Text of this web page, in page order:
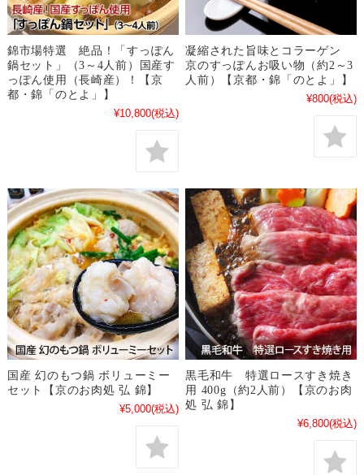
錦市場特選 絶品！「すっぽん
鍋セット」（3～4人前）国産す
っぽん使用（長崎産）！【京
都・錦「のとよ」】
¥10,800(税込)
凝縮された旨味とコラーゲン
京のすっぽんお吸い物（約2～3
人前）【京都・錦「のとよ」】
¥800(税込)
国産 幻のもつ鍋 ボリューミー
セット【京のお肉処 弘 錦】
¥5,000(税込)
黒毛和牛 特選ロースすき焼き
用 400g（約2人前）【京のお肉
処 弘 錦】
¥6,800(税込)